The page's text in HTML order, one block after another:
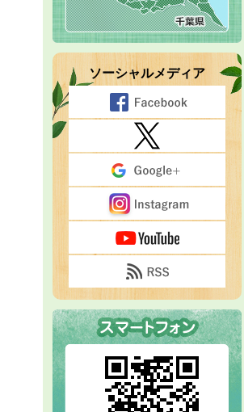
ソーシャルメディア